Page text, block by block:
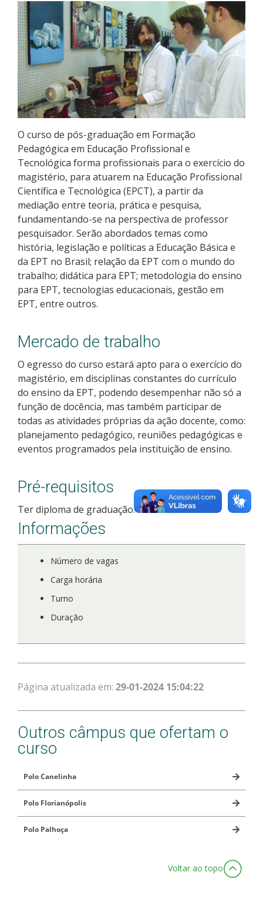
Educação a Distância
Educação de Jovens e Adultos
Transferências e retornos
Parcerias
Processo de Inscrição
Resultados
Como posso estudar no IFSC?
Calendário de inscrições
Processos Seletivos
Cotas
Orientações para comprovação de cotas
Inscrições e acompanhamento
Estatísticas dos Processos Seletivos
Cadastro de interesse
O curso de pós-graduação em Formação
Pedagógica em Educação Profissional e
Tecnológica forma profissionais para o exercício do
magistério, para atuarem na Educação Profissional
Científica e Tecnológica (EPCT), a partir da
mediação entre teoria, prática e pesquisa,
fundamentando-se na perspectiva de professor
pesquisador. Serão abordados temas como
história, legislação e políticas a Educação Básica e
da EPT no Brasil; relação da EPT com o mundo do
trabalho; didática para EPT; metodologia do ensino
para EPT, tecnologias educacionais, gestão em
EPT, entre outros.
Mercado de trabalho
O egresso do curso estará apto para o exercício do
magistério, em disciplinas constantes do currículo
do ensino da EPT, podendo desempenhar não só a
função de docência, mas também participar de
todas as atividades próprias da ação docente, como:
planejamento pedagógico, reuniões pedagógicas e
eventos programados pela instituição de ensino.
Pré-requisitos
Ter diploma de graduação.
Informações
Número de vagas
Carga horária
Turno
Duração
Página atualizada em: 29-01-2024 15:04:22
Outros câmpus que ofertam o
curso
Polo Canelinha
Polo Florianópolis
Polo Palhoça
Voltar ao topo